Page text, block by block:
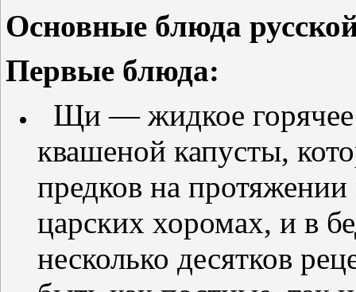
Основные блюда
Первые блюда:
Щи — жидкое горячее
квашеной капусты,
предков на
царских хоромах, и в
несколько десятков